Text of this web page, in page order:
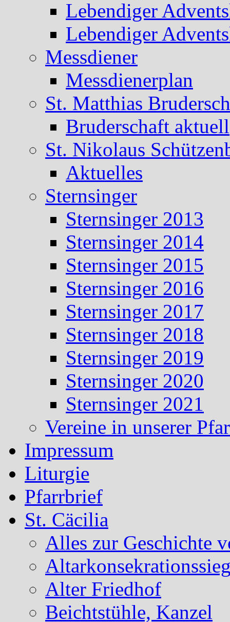
Lebendiger
Lebendiger
Messdiener
Messdienerplan
St. Matthias
Bruderschaft aktuell
St. Nikolaus
Aktuelles
Sternsinger
Sternsinger 2013
Sternsinger 2014
Sternsinger 2015
Sternsinger 2016
Sternsinger 2017
Sternsinger 2018
Sternsinger 2019
Sternsinger 2020
Sternsinger 2021
Vereine in unserer
Impressum
Liturgie
Pfarrbrief
St. Cäcilia
Alles zur Geschichte
Alter Friedhof
Beichtstühle, Kanzel